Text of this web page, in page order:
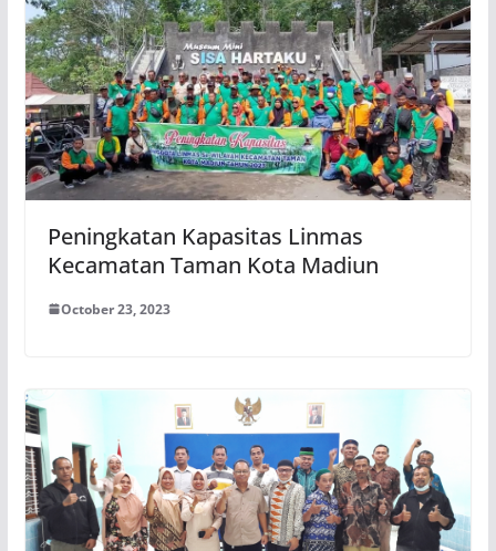
Peningkatan Kapasitas Linmas
Kecamatan Taman Kota Madiun
October 23, 2023